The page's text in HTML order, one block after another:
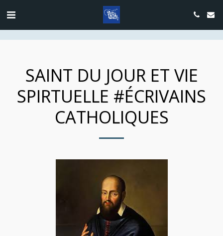
google.com, pub-4889604885818732, DIRECT, f08c47fec0942fa0
SAINT DU JOUR ET VIE
SPIRTUELLE #ÉCRIVAINS
CATHOLIQUES